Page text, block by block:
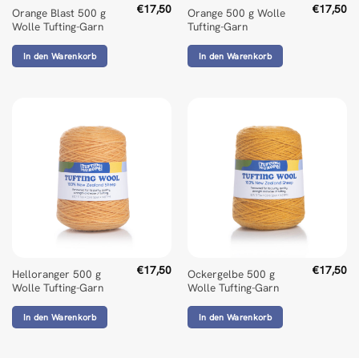
Orange Blast 500 g
Wolle Tufting-Garn
€17,50
In den Warenkorb
Orange 500 g Wolle
Tufting-Garn
€17,50
In den Warenkorb
Helloranger 500 g
Wolle Tufting-Garn
€17,50
In den Warenkorb
Ockergelbe 500 g
Wolle Tufting-Garn
€17,50
In den Warenkorb